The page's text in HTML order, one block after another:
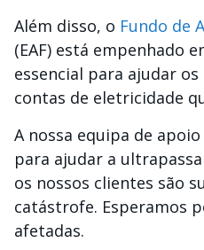
Além disso, o Fundo de
(EAF) está empenhado
essencial para ajudar
contas de eletricidade
A nossa equipa de
para ajudar a
os nossos clientes são
catástrofe. Esperamos
afetadas.